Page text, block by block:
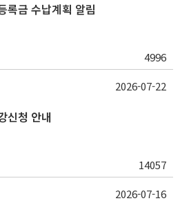
금 수납계획 알림
4996
신청 안내
14057
2026-07-22
2026-07-16